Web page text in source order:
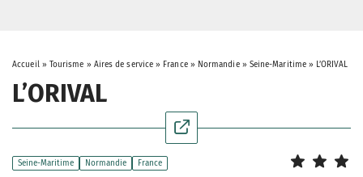
Accueil» Tourisme » Aires de service » France» Normandie» Seine-Maritime » L’ORIVAL
L’ORIVAL
Seine-Maritime Normandie France